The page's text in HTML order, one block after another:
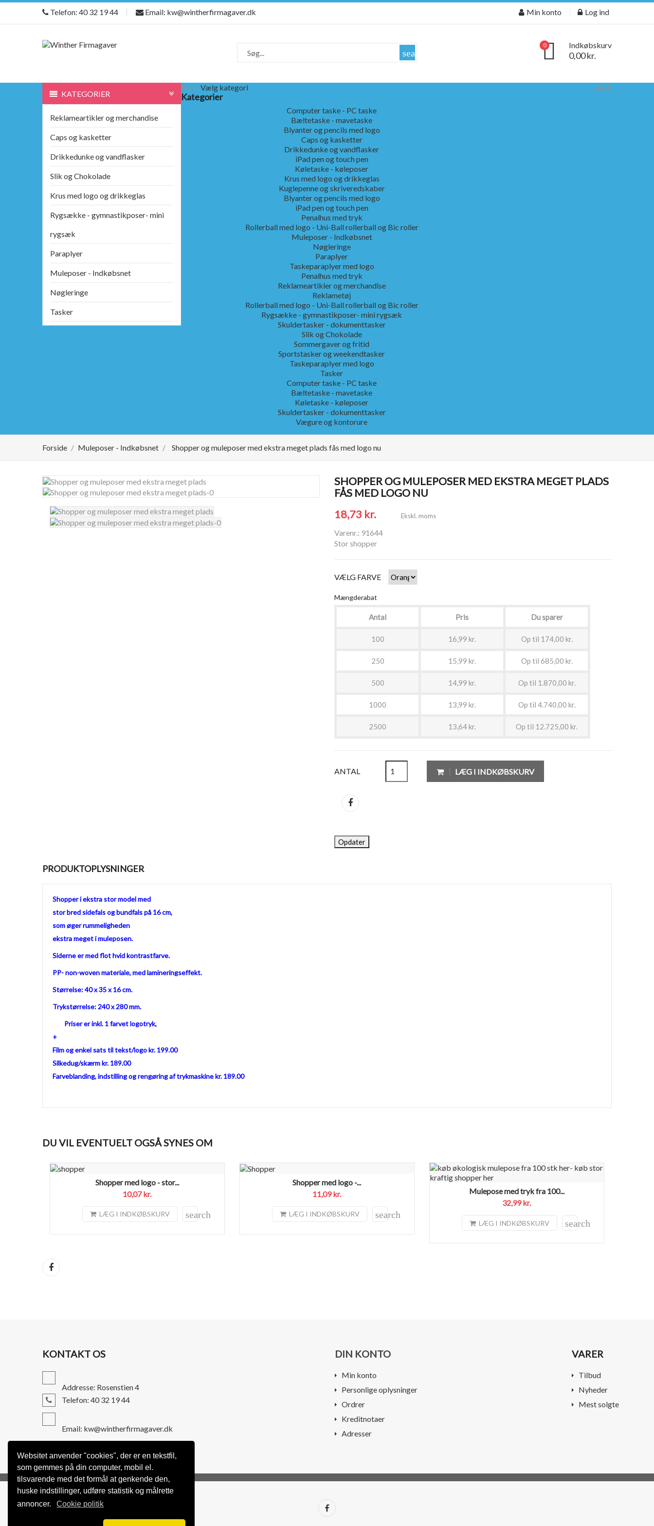
Websitet anvender "cookies", der er en tekstfil,
som gemmes på din computer, mobil el.
tilsvarende med det formål at genkende den,
huske indstillinger, udføre statistik og målrette
annoncer.
Cookie politik
Telefon: 40 32 19 44 Email: kw@wintherfirmagaver.dk Min konto Log ind
Indkøbskurv
0,00 kr.
0
search
KATEGORIER
Reklameartikler og merchandise
Caps og kasketter
Drikkedunke og vandflasker
Slik og Chokolade
Krus med logo og drikkeglas
Rygsække - gymnastikposer- mini
rygsæk
Paraplyer
Muleposer - Indkøbsnet
Nøgleringe
Tasker
Menu Back
Vælg kategori
Kategorier
Computer taske - PC taske
Bæltetaske - mavetaske
Blyanter og pencils med logo
Caps og kasketter
Drikkedunke og vandflasker
iPad pen og touch pen
Køletaske - køleposer
Krus med logo og drikkeglas
Kuglepenne og skriveredskaber
Blyanter og pencils med logo
iPad pen og touch pen
Penalhus med tryk
Rollerball med logo - Uni-Ball rollerball og Bic roller
Muleposer - Indkøbsnet
Nøgleringe
Paraplyer
Taskeparaplyer med logo
Penalhus med tryk
Reklameartikler og merchandise
Reklametøj
Rollerball med logo - Uni-Ball rollerball og Bic roller
Rygsække - gymnastikposer- mini rygsæk
Skuldertasker - dokumenttasker
Slik og Chokolade
Sommergaver og fritid
Sportstasker og weekendtasker
Taskeparaplyer med logo
Tasker
Computer taske - PC taske
Bæltetaske - mavetaske
Køletaske - køleposer
Skuldertasker - dokumenttasker
Vægure og kontorure
Forside Muleposer - Indkøbsnet Shopper og muleposer med ekstra meget plads fås med logo nu
SHOPPER OG MULEPOSER MED EKSTRA MEGET PLADS
FÅS MED LOGO NU
18,73 kr.
Ekskl. moms
Varenr.: 91644
Stor shopper
VÆLG FARVE
Mængderabat
Antal Pris Du sparer
100 16,99 kr. Op til 174,00 kr.
250 15,99 kr. Op til 685,00 kr.
500 14,99 kr. Op til 1.870,00 kr.
1000 13,99 kr. Op til 4.740,00 kr.
2500 13,64 kr. Op til 12.725,00 kr.
ANTAL LÆG I INDKØBSKURV
PRODUKTOPLYSNINGER
Shopper i ekstra stor model med
stor bred sidefals og bundfals på 16 cm,
som øger rummeligheden
ekstra meget i muleposen.
Siderne er med flot hvid kontrastfarve.
PP- non-woven materiale, med lamineringseffekt.
Størrelse: 40 x 35 x 16 cm.
Trykstørrelse: 240 x 280 mm.
Priser er inkl. 1 farvet logotryk,
+
Film og enkel sats til tekst/logo kr. 199.00
Silkedug/skærm kr. 189.00
Farveblanding, indstilling og rengøring af trykmaskine kr. 189.00
DU VIL EVENTUELT OGSÅ SYNES OM
Shopper med logo - stor...
10,07 kr.
LÆG I INDKØBSKURV search
Shopper med logo -...
11,09 kr.
LÆG I INDKØBSKURV search
Mulepose med tryk fra 100...
32,99 kr.
LÆG I INDKØBSKURV search
KONTAKT OS
Addresse: Rosenstien 4
Telefon: 40 32 19 44
Email: kw@wintherfirmagaver.dk
DIN KONTO
Min konto
Personlige oplysninger
Ordrer
Kreditnotaer
Adresser
VARER
Tilbud
Nyheder
Mest solgte